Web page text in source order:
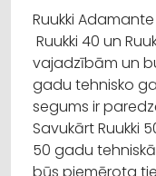
Ruukki Adamante
Ruukki 40 un
vajadzībām un
gadu tehnisko
segums ir
SavukārtRuukki
50 gadu
būs piemērota